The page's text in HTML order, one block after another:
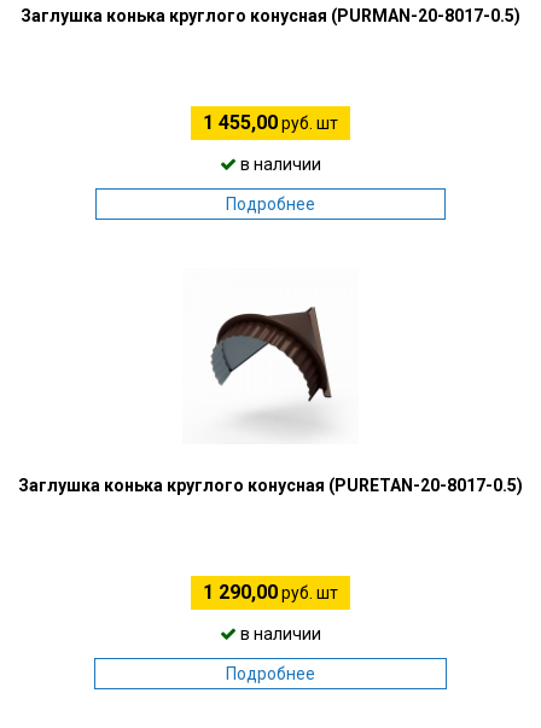
Заглушка конька круглого конусная (PURMAN-20-8017-0.5)
1 455,00руб. шт
в наличии
Подробнее
Заглушка конька круглого конусная (PURETAN-20-8017-0.5)
1 290,00руб. шт
в наличии
Подробнее